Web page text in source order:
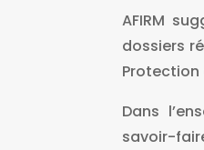
AFIRM
dossiers
Protection
Dans
savoir-